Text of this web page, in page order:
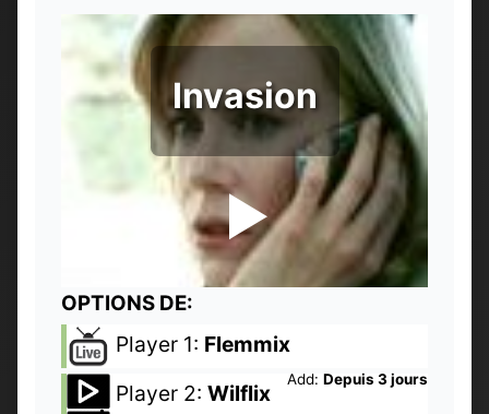
Invasion
OPTIONS DE:
Player 1: Flemmix
Add: Depuis 3 jours
Player 2: Wilflix